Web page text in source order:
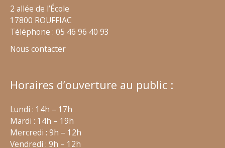
2 allée de l’École
17800 ROUFFIAC
Téléphone : 05 46 96 40 93
Nous contacter
Horaires d’ouverture au public :
Lundi : 14h – 17h
Mardi : 14h – 19h
Mercredi : 9h – 12h
Vendredi : 9h – 12h